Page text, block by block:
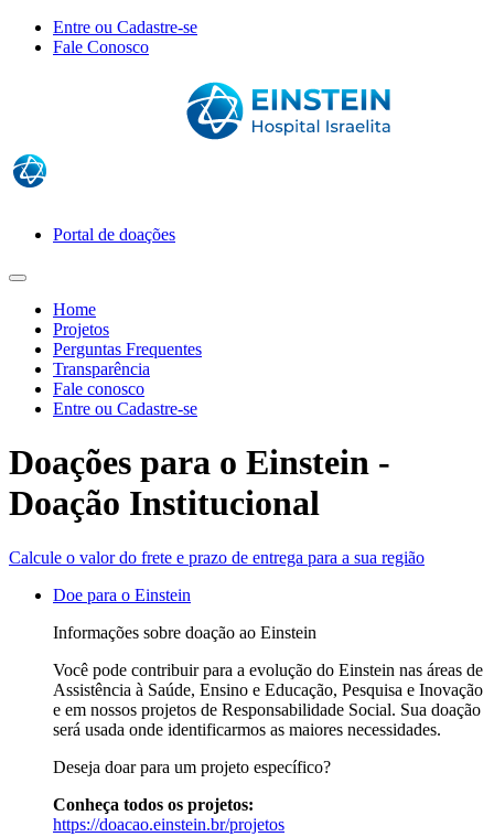
Entre ou Cadastre-se
Fale Conosco
Portal de doações
Home
Projetos
Perguntas Frequentes
Transparência
Fale conosco
Entre ou Cadastre-se
Doações para o Einstein -
Doação Institucional
Calcule o valor do frete e prazo de entrega para a sua região
Doe para o Einstein
Informações sobre doação ao Einstein
Você pode contribuir para a evolução do Einstein nas áreas de
Assistência à Saúde, Ensino e Educação, Pesquisa e Inovação
e em nossos projetos de Responsabilidade Social. Sua doação
será usada onde identificarmos as maiores necessidades.
Deseja doar para um projeto específico?
Conheça todos os projetos:
https://doacao.einstein.br/projetos